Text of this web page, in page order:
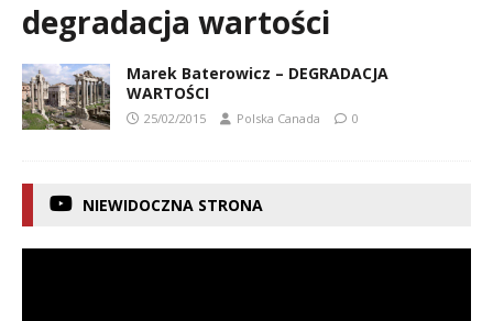
degradacja wartości
Marek Baterowicz – DEGRADACJA
WARTOŚCI
25/02/2015 Polska Canada 0
NIEWIDOCZNA STRONA